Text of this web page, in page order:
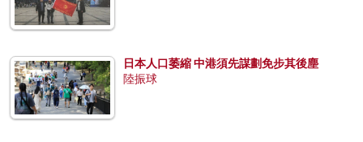
日本人口萎縮 中港須先謀劃免步其後塵
陸振球